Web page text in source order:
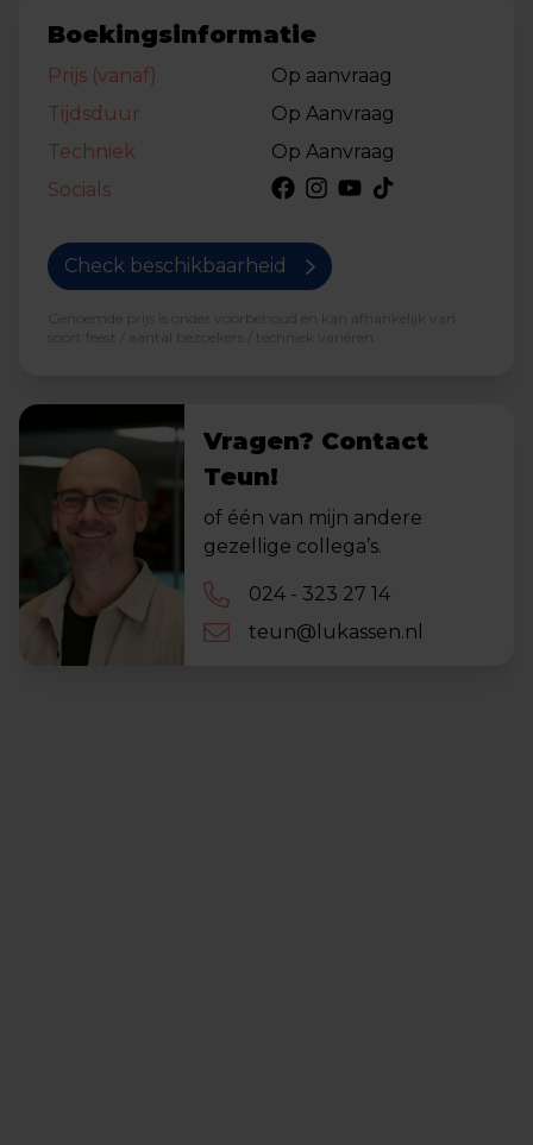
Boekingsinformatie
Prijs (vanaf)
Op aanvraag
Tijdsduur
Op Aanvraag
Techniek
Op Aanvraag
Socials
Check beschikbaarheid
Genoemde prijs is onder voorbehoud en kan afhankelijk van
soort feest / aantal bezoekers / techniek variëren.
Vragen? Contact
Teun!
of één van mijn andere
gezellige collega’s.
024 - 323 27 14
teun@lukassen.nl